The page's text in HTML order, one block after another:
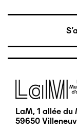
Image
LaM, 1 allée du
59650